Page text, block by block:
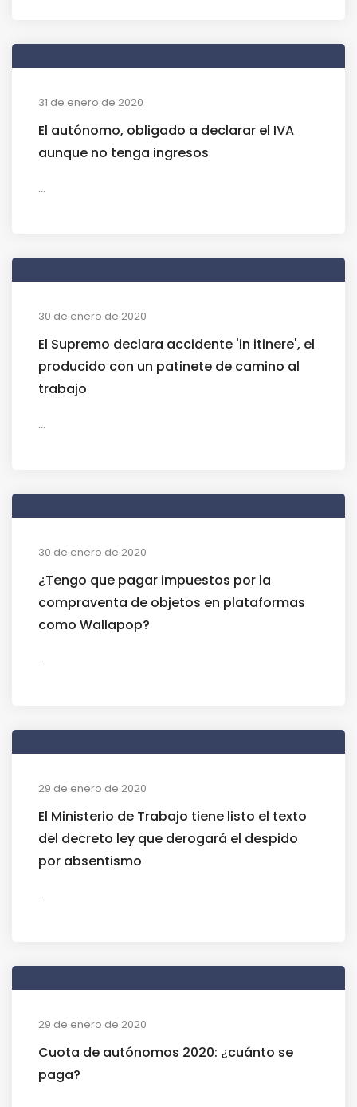
31 de enero de 2020
El autónomo, obligado a declarar el IVA
aunque no tenga ingresos
30 de enero de 2020
El Supremo declara accidente 'in itinere', el
producido con un patinete de camino al
trabajo
30 de enero de 2020
¿Tengo que pagar impuestos por la
compraventa de objetos en plataformas
como Wallapop?
29 de enero de 2020
El Ministerio de Trabajo tiene listo el texto
del decreto ley que derogará el despido
por absentismo
29 de enero de 2020
Cuota de autónomos 2020: ¿cuánto se
paga?